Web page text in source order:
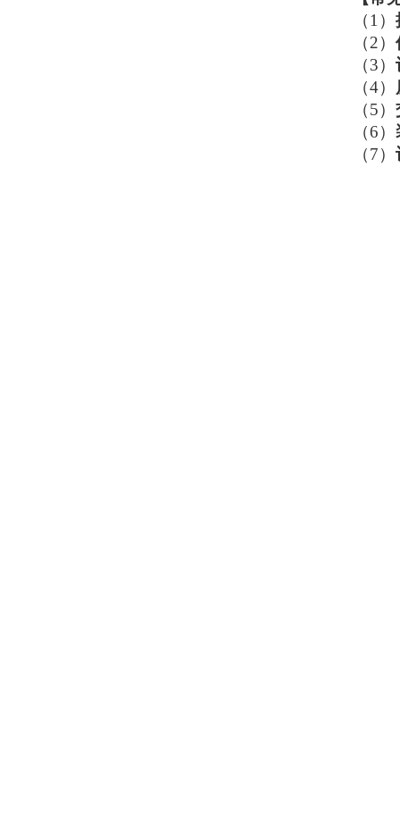
（1）
（2）
（3）
（4）
（5）
（6）
（7）